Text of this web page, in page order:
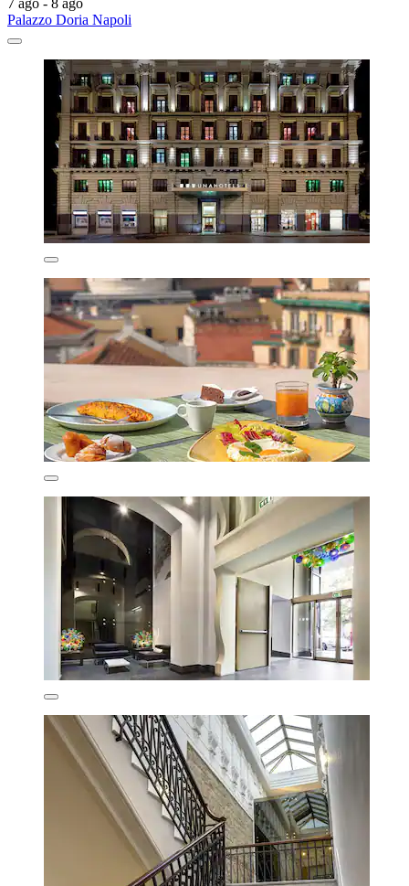
7 ago - 8 ago
Palazzo Doria Napoli